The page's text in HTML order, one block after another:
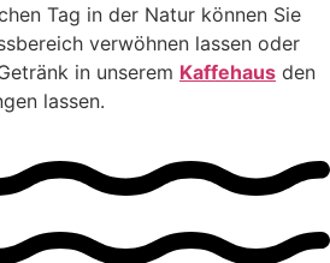
Tag in der Natur können Sie
verwöhnen lassen oder
in unserem Kaffehaus den
lassen.